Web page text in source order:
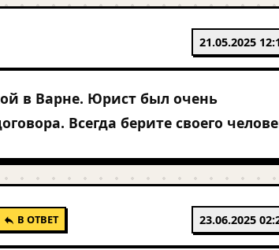
21.05.2025
в Варне. Юрист был очень
Всегда берите своего
В ОТВЕТ 23.06.2025